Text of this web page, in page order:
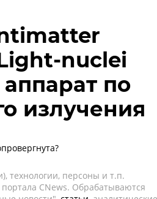
nuclei
по
излучения
технологии, персоны и т.п.
CNews. Обрабатываются